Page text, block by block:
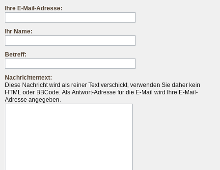
Ihre E-Mail-Adresse:
Ihr Name:
Betreff:
Nachrichtentext:
Diese Nachricht wird als reiner Text verschickt, verwenden Sie daher kein
HTML oder BBCode. Als Antwort-Adresse für die E-Mail wird Ihre E-Mail-
Adresse angegeben.